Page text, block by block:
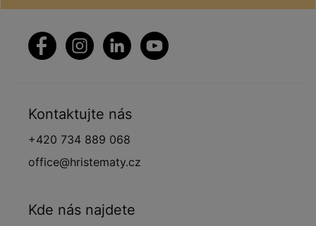
Kontaktujte nás
+420 734 889 068
office@hristematy.cz
Kde nás najdete